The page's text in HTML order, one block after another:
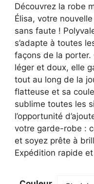
initial
était :
52,90 €.
Découvrez la robe
Élisa, votre
sans faute !
s’adapte à toutes
façons de la porter.
léger et doux, elle
tout au long de la
flatteuse et sa
sublime toutes les
l’opportunité
votre garde-robe :
et soyez prête à
Expédition rapide